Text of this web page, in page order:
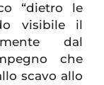
“dietro le
visibile il
dal
che
scavo allo